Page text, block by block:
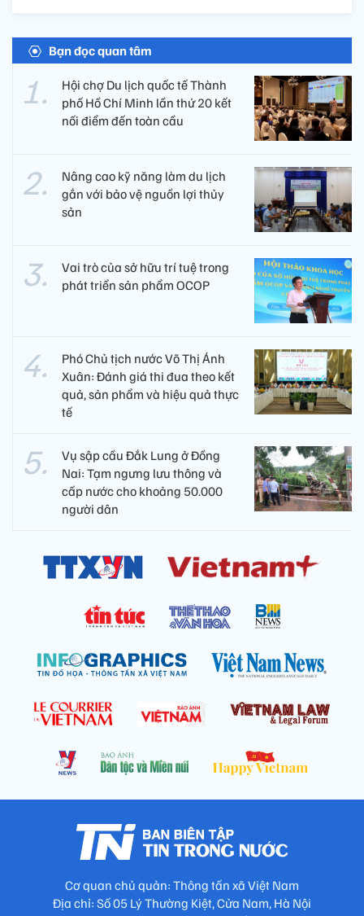
Bạn đọc quan tâm
Hội chợ Du lịch quốc tế Thành
phố Hồ Chí Minh lần thứ 20 kết
nối điểm đến toàn cầu
Nâng cao kỹ năng làm du lịch
gắn với bảo vệ nguồn lợi thủy
sản
Vai trò của sở hữu trí tuệ trong
phát triển sản phẩm OCOP
Phó Chủ tịch nước Võ Thị Ánh
Xuân: Đánh giá thi đua theo kết
quả, sản phẩm và hiệu quả thực
tế
Vụ sập cầu Đắk Lung ở Đồng
Nai: Tạm ngưng lưu thông và
cấp nước cho khoảng 50.000
người dân
Cơ quan chủ quản: Thông tấn xã Việt Nam
Địa chỉ: Số 05 Lý Thường Kiệt, Cửa Nam, Hà Nội